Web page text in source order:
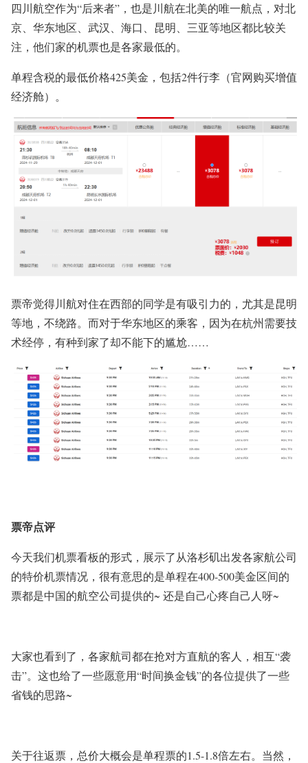
四川航空作为“后来者”，也是川航在北美的唯一航点，对北
京、华东地区、武汉、海口、昆明、三亚等地区都比较关
注，他们家的机票也是各家最低的。
单程含税的最低价格425美金，包括2件行李（官网购买增值
经济舱）。
票帝觉得川航对住在西部的同学是有吸引力的，尤其是昆明
等地，不绕路。 而对于华东地区的乘客， 因为在杭州需要技
术经停，有种到家了却不能下的尴尬……
票帝点评
今天我们机票看板的形式，展示了从洛杉矶出发各家航公司
的特价机票情况，很有意思的是单程在400-500美金区间的
票都是中国的航空公司提供的~ 还是自己心疼自己人呀~
大家也看到了，各家航司都在抢对方直航的客人，相互“袭
击”。这也给了一些愿意用“时间换金钱”的各位提供了一些
省钱的思路~
关于往返票，总价大概会是单程票的1.5-1.8倍左右。当然，